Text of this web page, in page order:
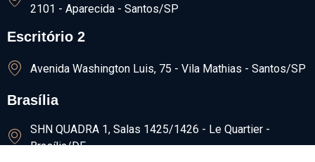
2101 - Aparecida - Santos/SP
Escritório 2
Avenida Washington Luis, 75 - Vila Mathias - Santos/SP
Brasília
SHN QUADRA 1, Salas 1425/1426​ - Le Quartier -
Brasília/DF